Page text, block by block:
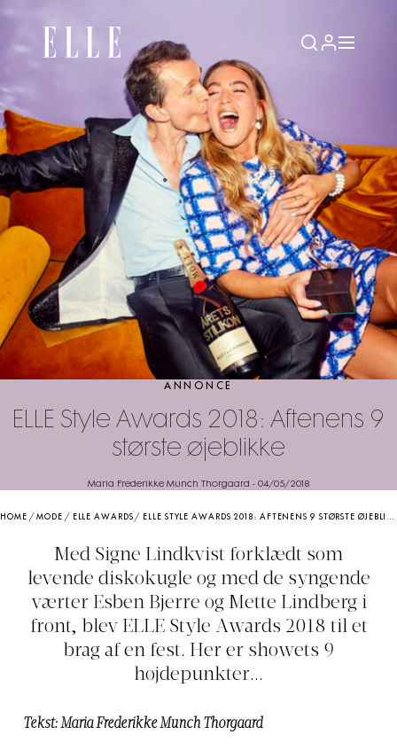
ANNONCE
ELLE Style Awards 2018: Aftenens 9
største øjeblikke
Maria Frederikke Munch Thorgaard - 04/05/2018
HOME /MODE / ELLE AWARDS / ELLE STYLE AWARDS 2018: AFTENENS 9 STØRSTE ØJEBLIKKE
Med Signe Lindkvist forklædt som
levende diskokugle og med de syngende
værter Esben Bjerre og Mette Lindberg i
front, blev ELLE Style Awards 2018 til et
brag af en fest. Her er showets 9
højdepunkter...
Tekst: Maria Frederikke Munch Thorgaard